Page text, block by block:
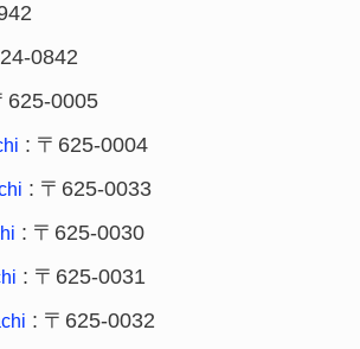
0842
625-0005
: 〒625-0004
: 〒625-0033
: 〒625-0030
: 〒625-0031
: 〒625-0032